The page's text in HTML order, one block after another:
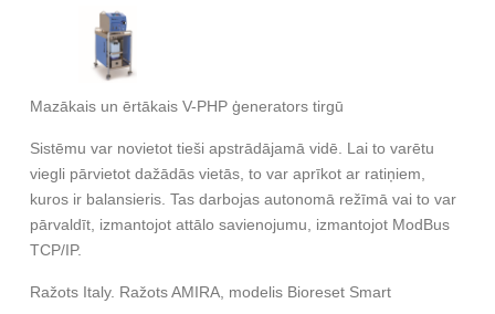
Mazākais un ērtākais V-PHP ģenerators tirgū
Sistēmu var novietot tieši apstrādājamā vidē. Lai to varētu
viegli pārvietot dažādās vietās, to var aprīkot ar ratiņiem,
kuros ir balansieris. Tas darbojas autonomā režīmā vai to var
pārvaldīt, izmantojot attālo savienojumu, izmantojot ModBus
TCP/IP.
Ražots Italy. Ražots AMIRA, modelis Bioreset Smart